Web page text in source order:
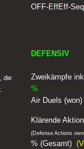
OFF-EffEff-
DEFENSIV
die Zweikämpfe
%
Air Duels (won)
Klärende
(Defense Actions
% (Gesamt)